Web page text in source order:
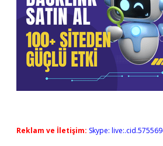
Reklam ve İletişim: Skype: